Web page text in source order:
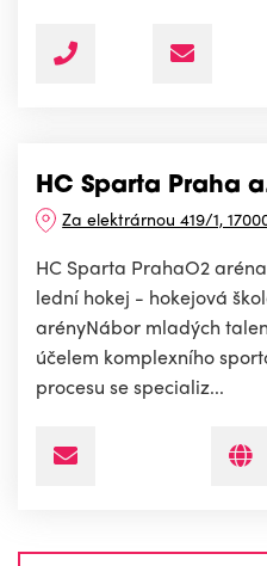
HC Sparta Praha
Za elektrárnou 419/1,
HC Sparta PrahaO2
lední hokej - hokejová
arényNábor mladých
účelem komplexního
procesu se specializ...